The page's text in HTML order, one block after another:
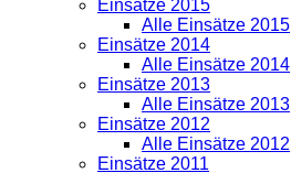
Einsätze 2015
Alle Einsätze 2015
Einsätze 2014
Alle Einsätze 2014
Einsätze 2013
Alle Einsätze 2013
Einsätze 2012
Alle Einsätze 2012
Einsätze 2011